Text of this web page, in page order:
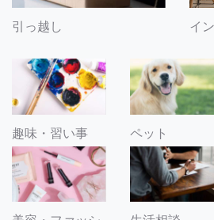
引っ越し イ
趣味・習い事 ペット